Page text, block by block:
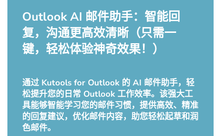
Outlook AI 邮件助手：智能回
复，沟通更高效清晰（只需一
键，轻松体验神奇效果！）
通过 Kutools for Outlook 的 AI 邮件助手，轻
松提升您的日常 Outlook 工作效率。该强大工
具能够智能学习您的邮件习惯，提供高效、精准
的回复建议，优化邮件内容，助您轻松起草和润
色邮件。